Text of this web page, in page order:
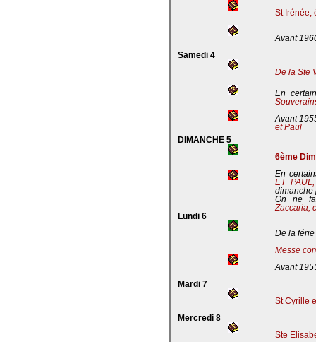
St Irénée,
Avant
Samedi 4
De la Ste
En
Avant
et Paul
DIMANCHE 5
6ème
En
ET
dimanche
On ne
Zaccaria,
Lundi 6
De la férie
Messe
Avant
Mardi 7
St Cyrille
Mercredi 8
Ste